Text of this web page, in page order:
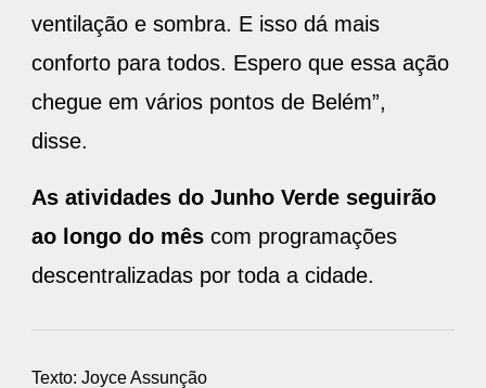
ventilação e sombra. E isso dá mais
conforto para todos. Espero que essa ação
chegue em vários pontos de Belém”,
disse.
As atividades do Junho Verde seguirão
ao longo do mês com programações
descentralizadas por toda a cidade.
Texto: Joyce Assunção